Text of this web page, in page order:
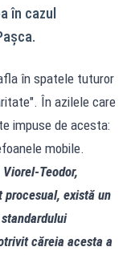
în cazul
în spatele tuturor
În azilele care
impuse de acesta:
mobile.
Teodor,
există un
căreia acesta a